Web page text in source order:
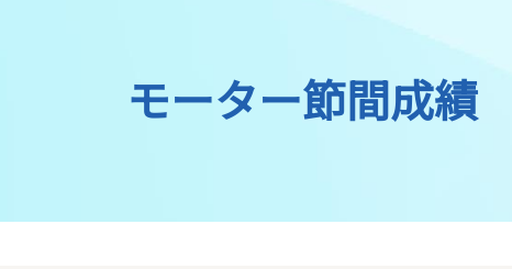
ボートデータ
出目データ
有料席情報
選手募集
レーサーズファイル
モーター節間成績